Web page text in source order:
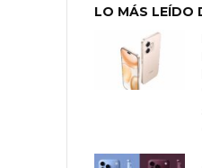
LO MÁS LEÍDO